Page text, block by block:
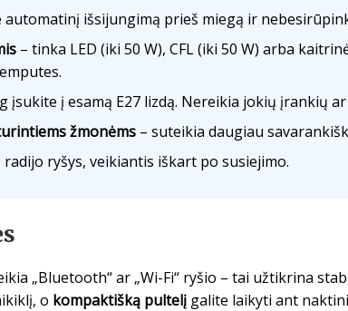
išsijungimą prieš miegą ir
– tinka LED (iki 50 W), CFL (iki 50 W) arba
įsukite į esamą E27 lizdą. Nereikia jokių įrankių
žmonėms– suteikia daugiau
ryšys, veikiantis iškart po susiejimo.
„Bluetooth“ ar „Wi-Fi“ ryšio – tai užtikrina
o kompaktišką pultelįgalite laikyti ant